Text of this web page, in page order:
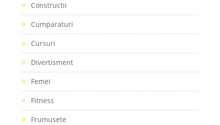
Constructii
Cumparaturi
Cursuri
Divertisment
Femei
Fitness
Frumusete